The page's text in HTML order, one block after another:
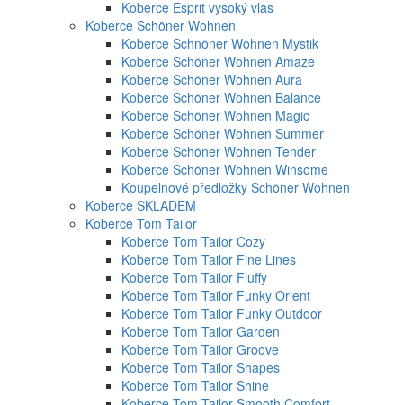
Koberce Esprit vysoký vlas
Koberce Schöner Wohnen
Koberce Schnöner Wohnen Mystik
Koberce Schöner Wohnen Amaze
Koberce Schöner Wohnen Aura
Koberce Schöner Wohnen Balance
Koberce Schöner Wohnen Magic
Koberce Schöner Wohnen Summer
Koberce Schöner Wohnen Tender
Koberce Schöner Wohnen Winsome
Koupelnové předložky Schöner Wohnen
Koberce SKLADEM
Koberce Tom Tailor
Koberce Tom Tailor Cozy
Koberce Tom Tailor Fine Lines
Koberce Tom Tailor Fluffy
Koberce Tom Tailor Funky Orient
Koberce Tom Tailor Funky Outdoor
Koberce Tom Tailor Garden
Koberce Tom Tailor Groove
Koberce Tom Tailor Shapes
Koberce Tom Tailor Shine